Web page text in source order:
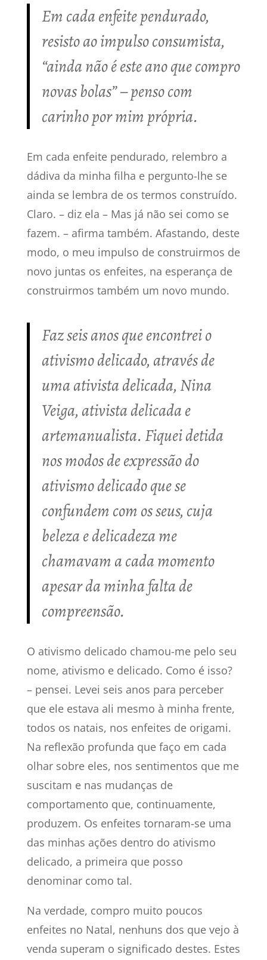
Em cada enfeite pendurado,
resisto ao impulso consumista,
“ainda não é este ano que compro
novas bolas” – penso com
carinho por mim própria.
Em cada enfeite pendurado, relembro a
dádiva da minha filha e pergunto-lhe se
ainda se lembra de os termos construído.
Claro. – diz ela – Mas já não sei como se
fazem. – afirma também. Afastando, deste
modo, o meu impulso de construirmos de
novo juntas os enfeites, na esperança de
construirmos também um novo mundo.
Faz seis anos que encontrei o
ativismo delicado, através de
uma ativista delicada, Nina
Veiga, ativista delicada e
artemanualista. Fiquei detida
nos modos de expressão do
ativismo delicado que se
confundem com os seus, cuja
beleza e delicadeza me
chamavam a cada momento
apesar da minha falta de
compreensão.
O ativismo delicado chamou-me pelo seu
nome, ativismo e delicado. Como é isso?
– pensei. Levei seis anos para perceber
que ele estava ali mesmo à minha frente,
todos os natais, nos enfeites de origami.
Na reflexão profunda que faço em cada
olhar sobre eles, nos sentimentos que me
suscitam e nas mudanças de
comportamento que, continuamente,
produzem. Os enfeites tornaram-se uma
das minhas ações dentro do ativismo
delicado, a primeira que posso
denominar como tal.
Na verdade, compro muito poucos
enfeites no Natal, nenhuns dos que vejo à
venda superam o significado destes. Estes